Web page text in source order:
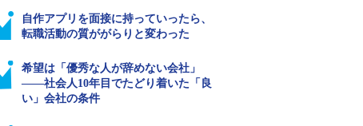
自作アプリを面接に持っていったら、
転職活動の質ががらりと変わった
希望は「優秀な人が辞めない会社」
――社会人10年目でたどり着いた「良
い」会社の条件